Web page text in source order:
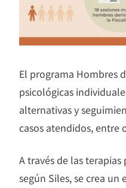
El programa Hombres
psicológicas
alternativas y
casos atendidos, entre
A través de las
según Siles, se crea un